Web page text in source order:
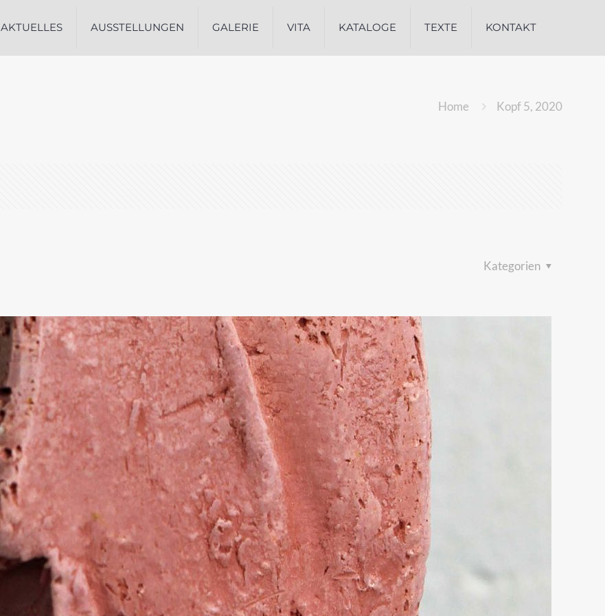
AKTUELLES AUSSTELLUNGEN GALERIE VITA KATALOGE TEXTE KONTAKT
Home Kopf 5, 2020
Kategorien